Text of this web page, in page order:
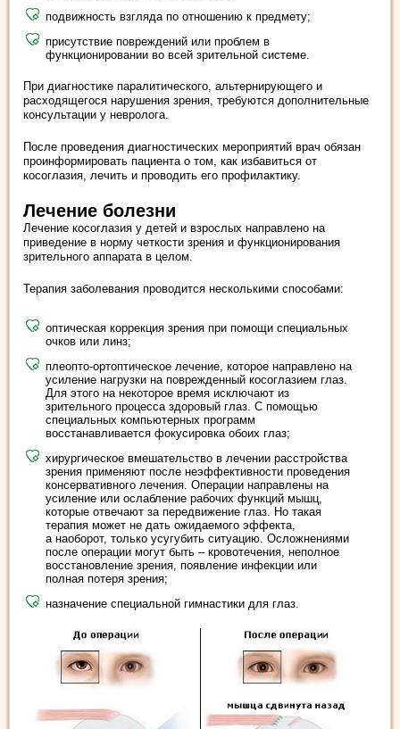
подвижность взгляда по отношению к предмету;
присутствие повреждений или проблем в
функционировании во всей зрительной системе.
При диагностике паралитического, альтернирующего и
расходящегося нарушения зрения, требуются дополнительные
консультации у невролога.
После проведения диагностических мероприятий врач обязан
проинформировать пациента о том, как избавиться от
косоглазия, лечить и проводить его профилактику.
Лечение болезни
Лечение косоглазия у детей и взрослых направлено на
приведение в норму четкости зрения и функционирования
зрительного аппарата в целом.
Терапия заболевания проводится несколькими способами:
оптическая коррекция зрения при помощи специальных
очков или линз;
плеопто-ортоптическое лечение, которое направлено на
усиление нагрузки на поврежденный косоглазием глаз.
Для этого на некоторое время исключают из
зрительного процесса здоровый глаз. С помощью
специальных компьютерных программ
восстанавливается фокусировка обоих глаз;
хирургическое вмешательство в лечении расстройства
зрения применяют после неэффективности проведения
консервативного лечения. Операции направлены на
усиление или ослабление рабочих функций мышц,
которые отвечают за передвижение глаз. Но такая
терапия может не дать ожидаемого эффекта,
а наоборот, только усугубить ситуацию. Осложнениями
после операции могут быть – кровотечения, неполное
восстановление зрения, появление инфекции или
полная потеря зрения;
назначение специальной гимнастики для глаз.